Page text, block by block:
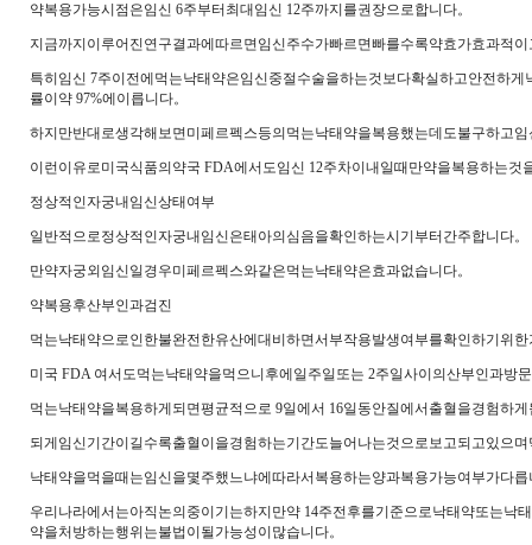
약복용가능시점은임신 6주부터최대임신 12주까지를권장으로합니다。
지금까지이루어진연구결과에따르면임신주수가빠르면빠를수록약효가효과적
특히임신 7주이전에먹는낙태약은임신중절수술을하는것보다확실하고안전하
률이약 97%에이릅니다。
하지만반대로생각해보면미페르펙스등의먹는낙태약을복용했는데도불구하고
이런이유로미국식품의약국 FDA에서도임신 12주차이내일때만약을복용하는것
정상적인자궁내임신상태여부
일반적으로정상적인자궁내임신은태아의심음을확인하는시기부터간주합니다。
만약자궁외임신일경우미페르펙스와같은먹는낙태약은효과없습니다。
약복용후산부인과검진
먹는낙태약으로인한불완전한유산에대비하면서부작용발생여부를확인하기위
미국 FDA 여서도먹는낙태약을먹으니후에일주일또는 2주일사이의산부인과방
먹는낙태약을복용하게되면평균적으로 9일에서 16일동안질에서출혈을경험하게
되게임신기간이길수록출혈이을경험하는기간도늘어나는것으로보고되고있으
낙태약을먹을때는임신을몇주했느냐에따라서복용하는양과복용가능여부가다릅
우리나라에서는아직논의중이기는하지만약 14주전후를기준으로낙태약또는
약을처방하는행위는불법이될가능성이많습니다。